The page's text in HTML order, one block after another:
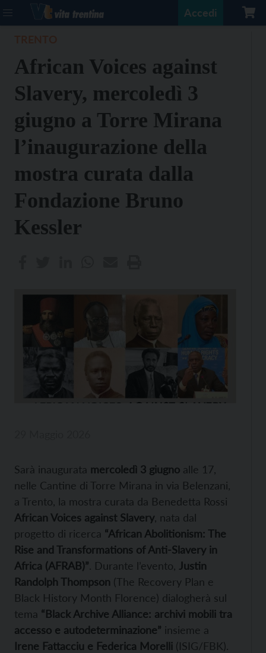
Accedi
African Voices against
Slavery, mercoledì 3
giugno a Torre Mirana
l’inaugurazione della
mostra curata dalla
Fondazione Bruno
Kessler
Sarà inaugurata mercoledì 3 giugno alle 17,
nelle Cantine di Torre Mirana in via Belenzani,
a Trento, la mostra curata da Benedetta Rossi
African Voices against Slavery , nata dal
progetto di ricerca “African Abolitionism: The
Rise and Transformations of Anti-Slavery in
Africa (AFRAB)”. Durante l’evento, Justin
Randolph Thompson (The Recovery Plan e
Black History Month Florence) dialogherà sul
tema “Black Archive Alliance: archivi mobili tra
accesso e autodeterminazione” insieme a
Irene Fattacciu e Federica Morelli (ISIG/FBK).